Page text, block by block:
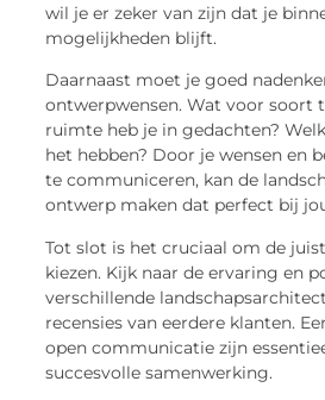
wil je er zeker van zijn dat je
mogelijkheden blijft.
Daarnaast moet je goed
ontwerpwensen. Wat voor soort
ruimte heb je in gedachten?
het hebben? Door je wensen en
te communiceren, kan de
ontwerp maken dat perfect bij
Tot slot is het cruciaal om de
kiezen. Kijk naar de ervaring en
verschillende
recensies van eerdere klanten.
open communicatie zijn
succesvolle samenwerking.